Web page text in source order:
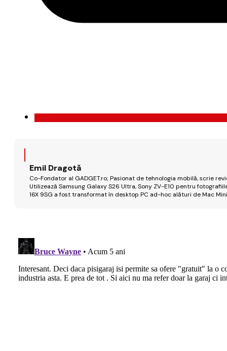
Emil Dragotă
Co-Fondator al GADGET.ro; Pasionat de tehnologia mobilă, scrie
Utilizează Samsung Galaxy S26 Ultra, Sony ZV-E10 pentru
16X 9SG a fost transformat în desktop PC ad-hoc alături de Mac